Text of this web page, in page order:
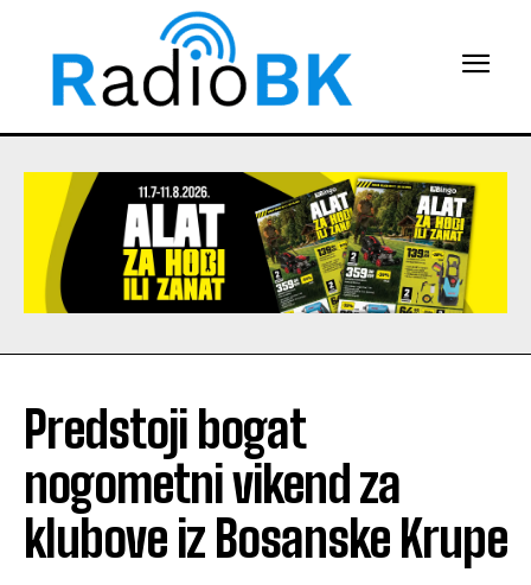
Predstoji bogat
nogometni vikend za
klubove iz Bosanske Krupe